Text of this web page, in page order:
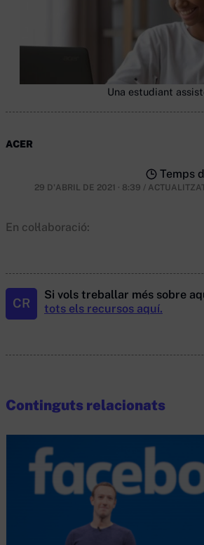
Una estudiant
ACER
Temps
29 D'ABRIL DE 2021 · 8:39 /
En col·laboració:
CR
Si vols treballar més sobre
tots els recursos aquí.
Continguts relacionats